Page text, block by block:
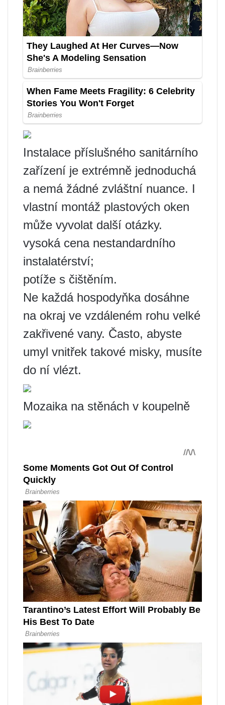
Instalace příslušného sanitárního
zařízení je extrémně jednoduchá
a nemá žádné zvláštní nuance. I
vlastní montáž plastových oken
může vyvolat další otázky.
vysoká cena nestandardního
instalatérství;
potíže s čištěním.
Ne každá hospodyňka dosáhne
na okraj ve vzdáleném rohu velké
zakřivené vany. Často, abyste
umyl vnitřek takové misky, musíte
do ní vlézt.
Mozaika na stěnách v koupelně